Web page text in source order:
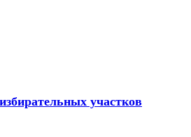
участков